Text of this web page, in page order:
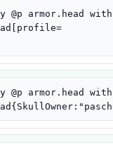
armor.head with
armor.head with